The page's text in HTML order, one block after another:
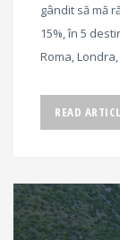
gândit să mă
15%, în 5
Roma,
READ